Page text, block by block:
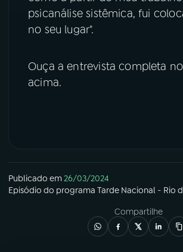
psicanálise sistêmica, fui
no seu lugar".
Ouça a entrevista completa no
acima.
Publicado em26/03/2024
Episódio do programa Tarde Nacional - Rio
Compartilhe